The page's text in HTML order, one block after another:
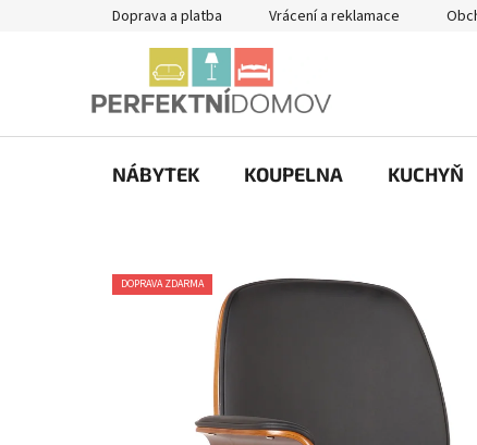
Doprava a platba Vrácení a reklamace
NÁBYTEK KOUPELNA KUCHYŇ
DOPRAVA ZDARMA